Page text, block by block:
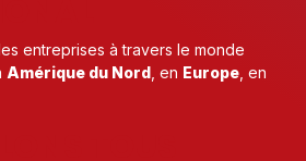
entreprises à travers le monde
Amérique du Nord , en Europe , en